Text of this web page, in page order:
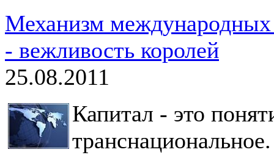
Механизм международных
- вежливость королей
25.08.2011
Капитал - это